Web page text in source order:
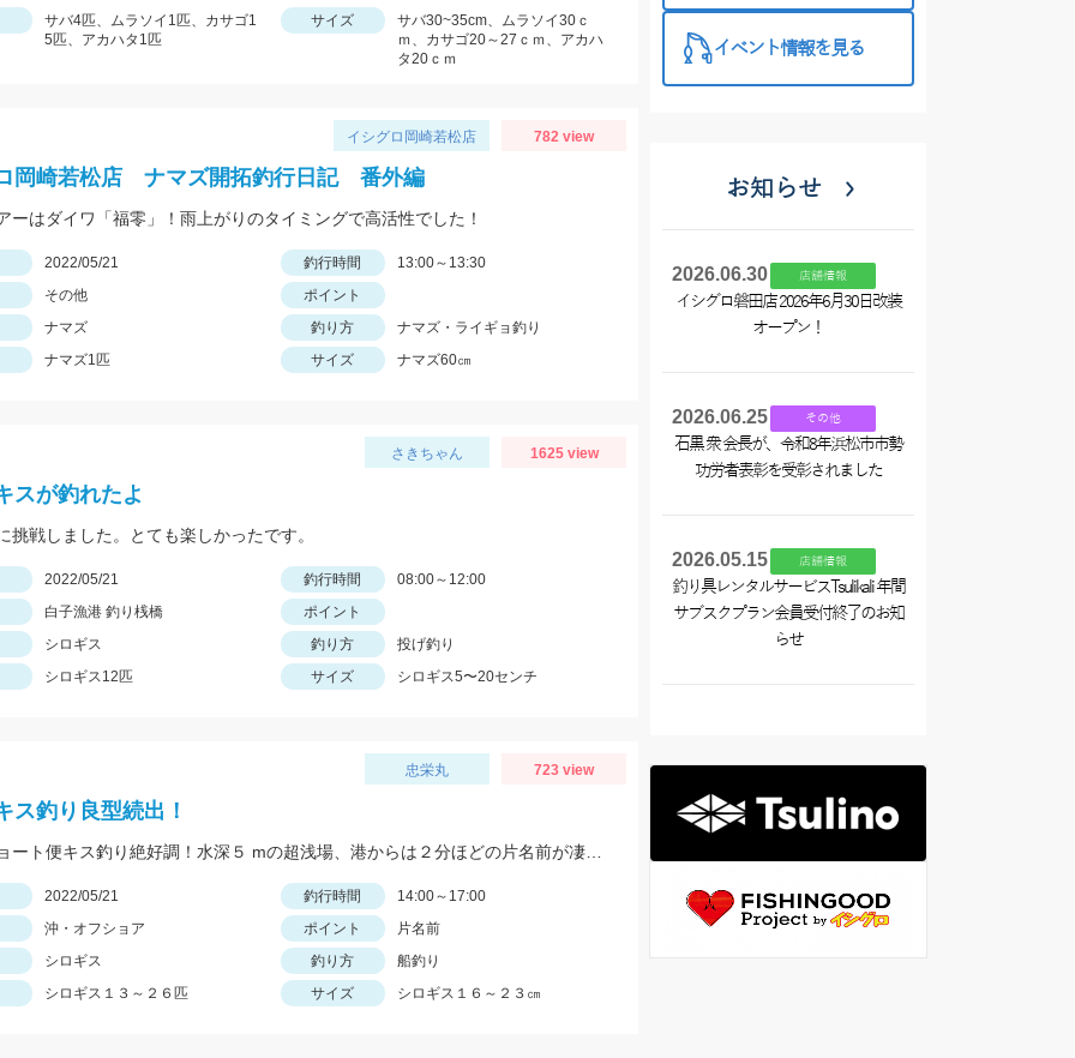
サバ4匹、ムラソイ1匹、カサゴ1
5匹、アカハタ1匹
サイズ
サバ30~35cm、ムラソイ30ｃ
ｍ、カサゴ20～27ｃｍ、アカハ
タ20ｃｍ
イシグロ岡崎若松店 782 view
岡崎若松店 ナマズ開拓釣行日記 番外編
ーはダイワ「福零」！雨上がりのタイミングで高活性でした！
2022/05/21 釣行時間
13:00～13:30
その他
ポイント
ナマズ
釣り方
ナマズ・ライギョ釣り
ナマズ1匹
サイズ ナマズ60㎝
さきちゃん 1625 view
スが釣れたよ
挑戦しました。とても楽しかったです。
2022/05/21 釣行時間
08:00～12:00
白子漁港 釣り桟橋
ポイント
シロギス
釣り方
投げ釣り
シロギス12匹
サイズ シロギス5〜20センチ
忠栄丸 723 view
ス釣り良型続出！
2022/05/21 釣行時間
14:00～17:00
沖・オフショア
ポイント
片名前
シロギス
釣り方
船釣り
シロギス１３～２６匹
サイズ シロギス１６～２３㎝
イベント情報を見る
お知らせ
2026.06.30 店舗情報
イシグロ磐田店 2026年6月30日改装
オープン！
2026.06.25 その他
石黒 衆 会長が、令和8年浜松市市勢
功労者表彰を受彰されました
2026.05.15 店舗情報
釣り具レンタルサービスTsulikali 年間
サブスクプラン会員受付終了のお知
らせ